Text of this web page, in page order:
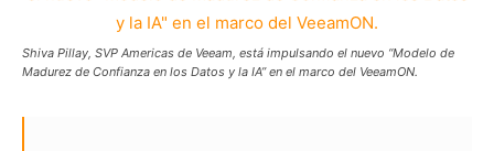
Shiva Pillay, SVP Americas de Veeam, está impulsando el nuevo “Modelo de
Madurez de Confianza en los Datos y la IA” en el marco del VeeamON.